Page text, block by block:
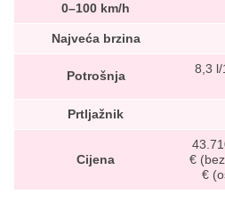
0–100 km/h
Najveća brzina
Potrošnja
8,3 l/
Prtljažnik
Cijena
€
€